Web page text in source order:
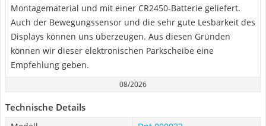
Montagematerial und mit einer CR2450-Batterie geliefert.
Auch der Bewegungssensor und die sehr gute Lesbarkeit des
Displays können uns überzeugen. Aus diesen Gründen
können wir dieser elektronischen Parkscheibe eine
Empfehlung geben.
08/2026
Technische Details